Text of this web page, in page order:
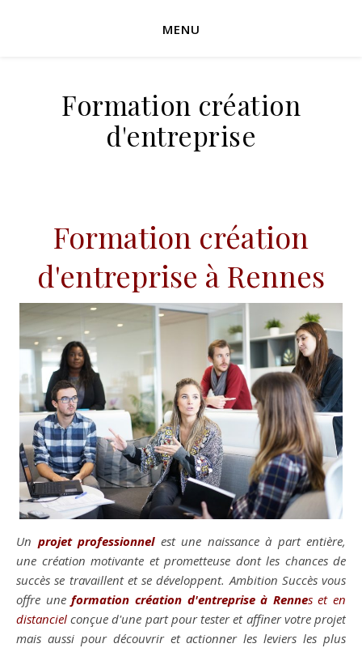
MENU
Formation création
d'entreprise
Formation création
d'entreprise à Rennes
Un projet professionnel est une naissance à part entière,
une création motivante et prometteuse dont les chances de
succès se travaillent et se développent. Ambition Succès vous
offre uneformation création d'entreprise à Rennes et en
distanciel conçue d'une part pour tester et affiner votre projet
mais aussi pour découvrir et actionner les leviers les plus